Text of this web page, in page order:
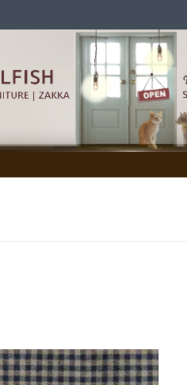
シャンデリア
インテリア雑貨